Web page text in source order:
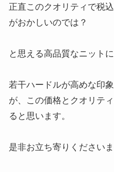
正直このクオリティで税
がおかしいのでは？
と思える高品質なニット
若干ハードルが高めな印
が、この価格とクオリテ
ると思います。
是非お立ち寄りくださいま